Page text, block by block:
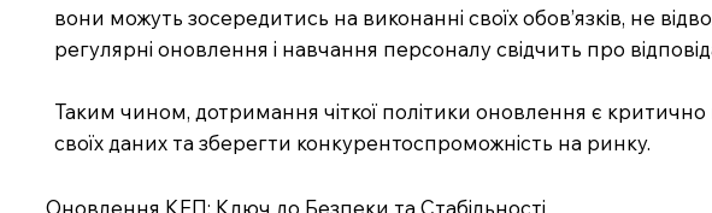
вони можуть зосередитись на виконанні своїх обов’язків, не
регулярні оновлення і навчання персоналу свідчить про
Таким чином, дотримання чіткої політики оновлення є
своїх даних та зберегти конкурентоспроможність на ринку.
Оновлення КЕП: Ключ до Безпеки та Стабільності